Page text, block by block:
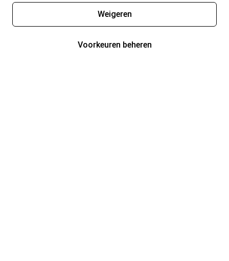
Weigeren
Voorkeuren beheren